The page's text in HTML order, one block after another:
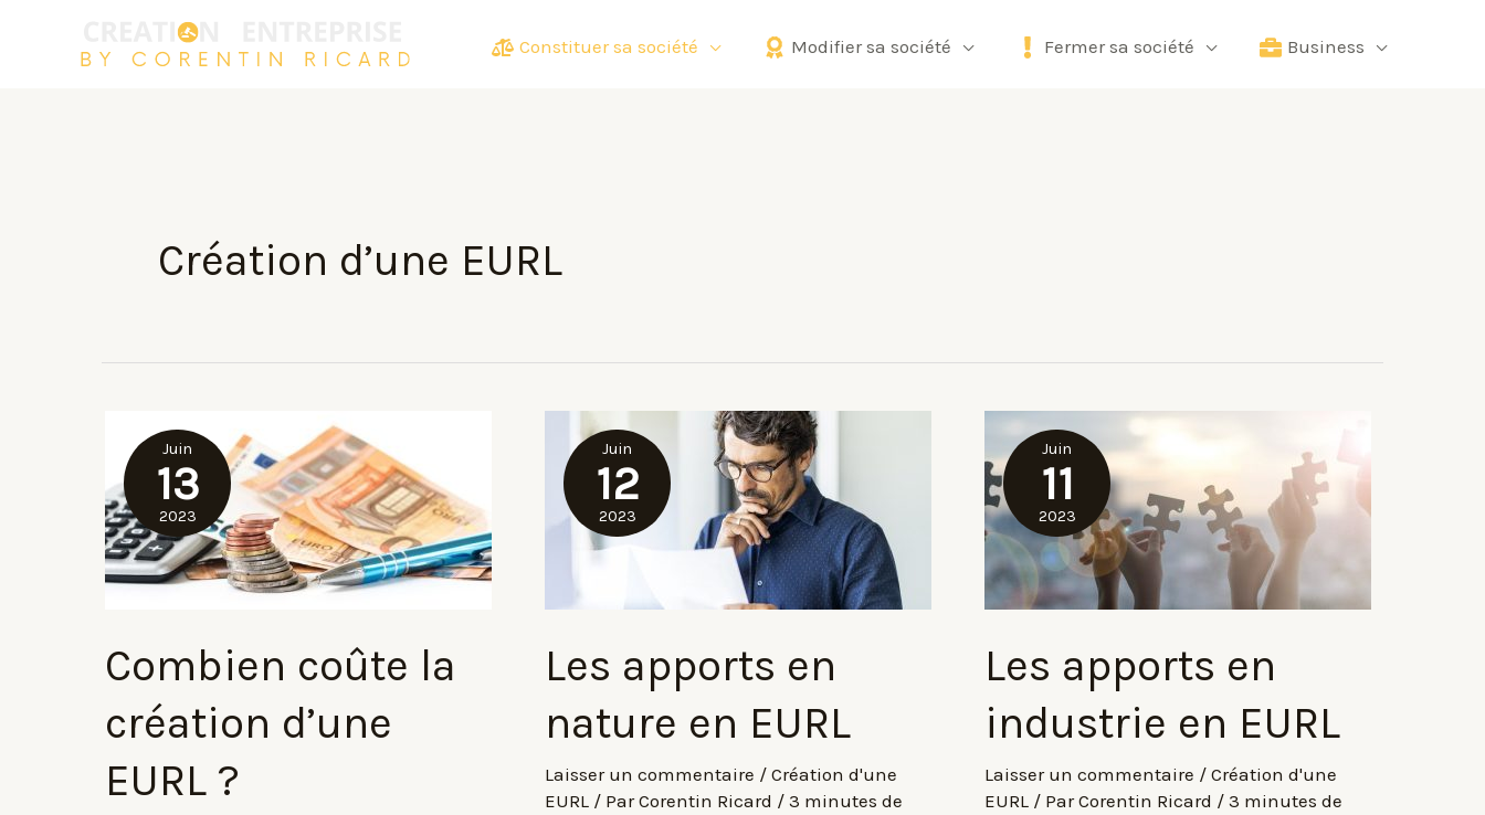
Constituer sa société Modifier sa société Fermer sa société Business
Création d’une EURL
Juin
13
2023
Combien coûte la
création d’une
EURL ?
Juin
12
2023
Les apports en
nature en EURL
Laisser un commentaire / Création d'une
EURL / ParCorentin Ricard / 3 minutes de
Juin
11
2023
Les apports en
industrie en EURL
Laisser un commentaire / Création d'une
EURL / ParCorentin Ricard / 3 minutes de